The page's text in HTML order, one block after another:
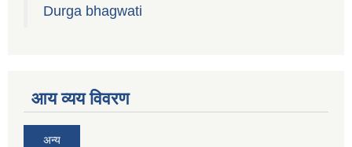
Durga bhagwati
आय व्यय विवरण
अन्य